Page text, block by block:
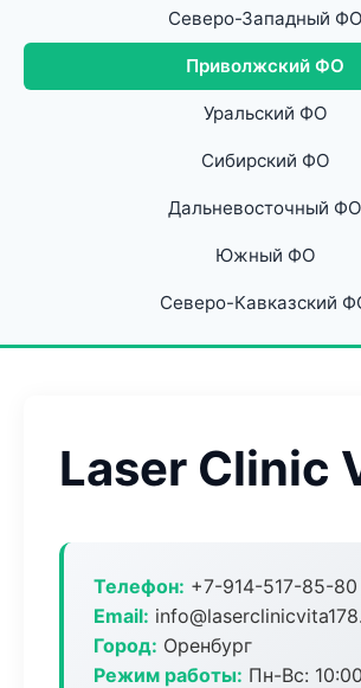
Северо-Западный ФО
Приволжский ФО
Уральский ФО
Сибирский ФО
Дальневосточный ФО
Южный ФО
Северо-Кавказский
Laser Clinic
Телефон: +7-914-517-85-80
Email:
Город: Оренбург
Режим работы: Пн-Вс: